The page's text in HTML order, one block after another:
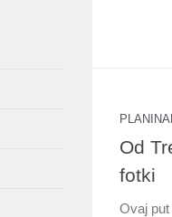
Od
fotki
Ovaj